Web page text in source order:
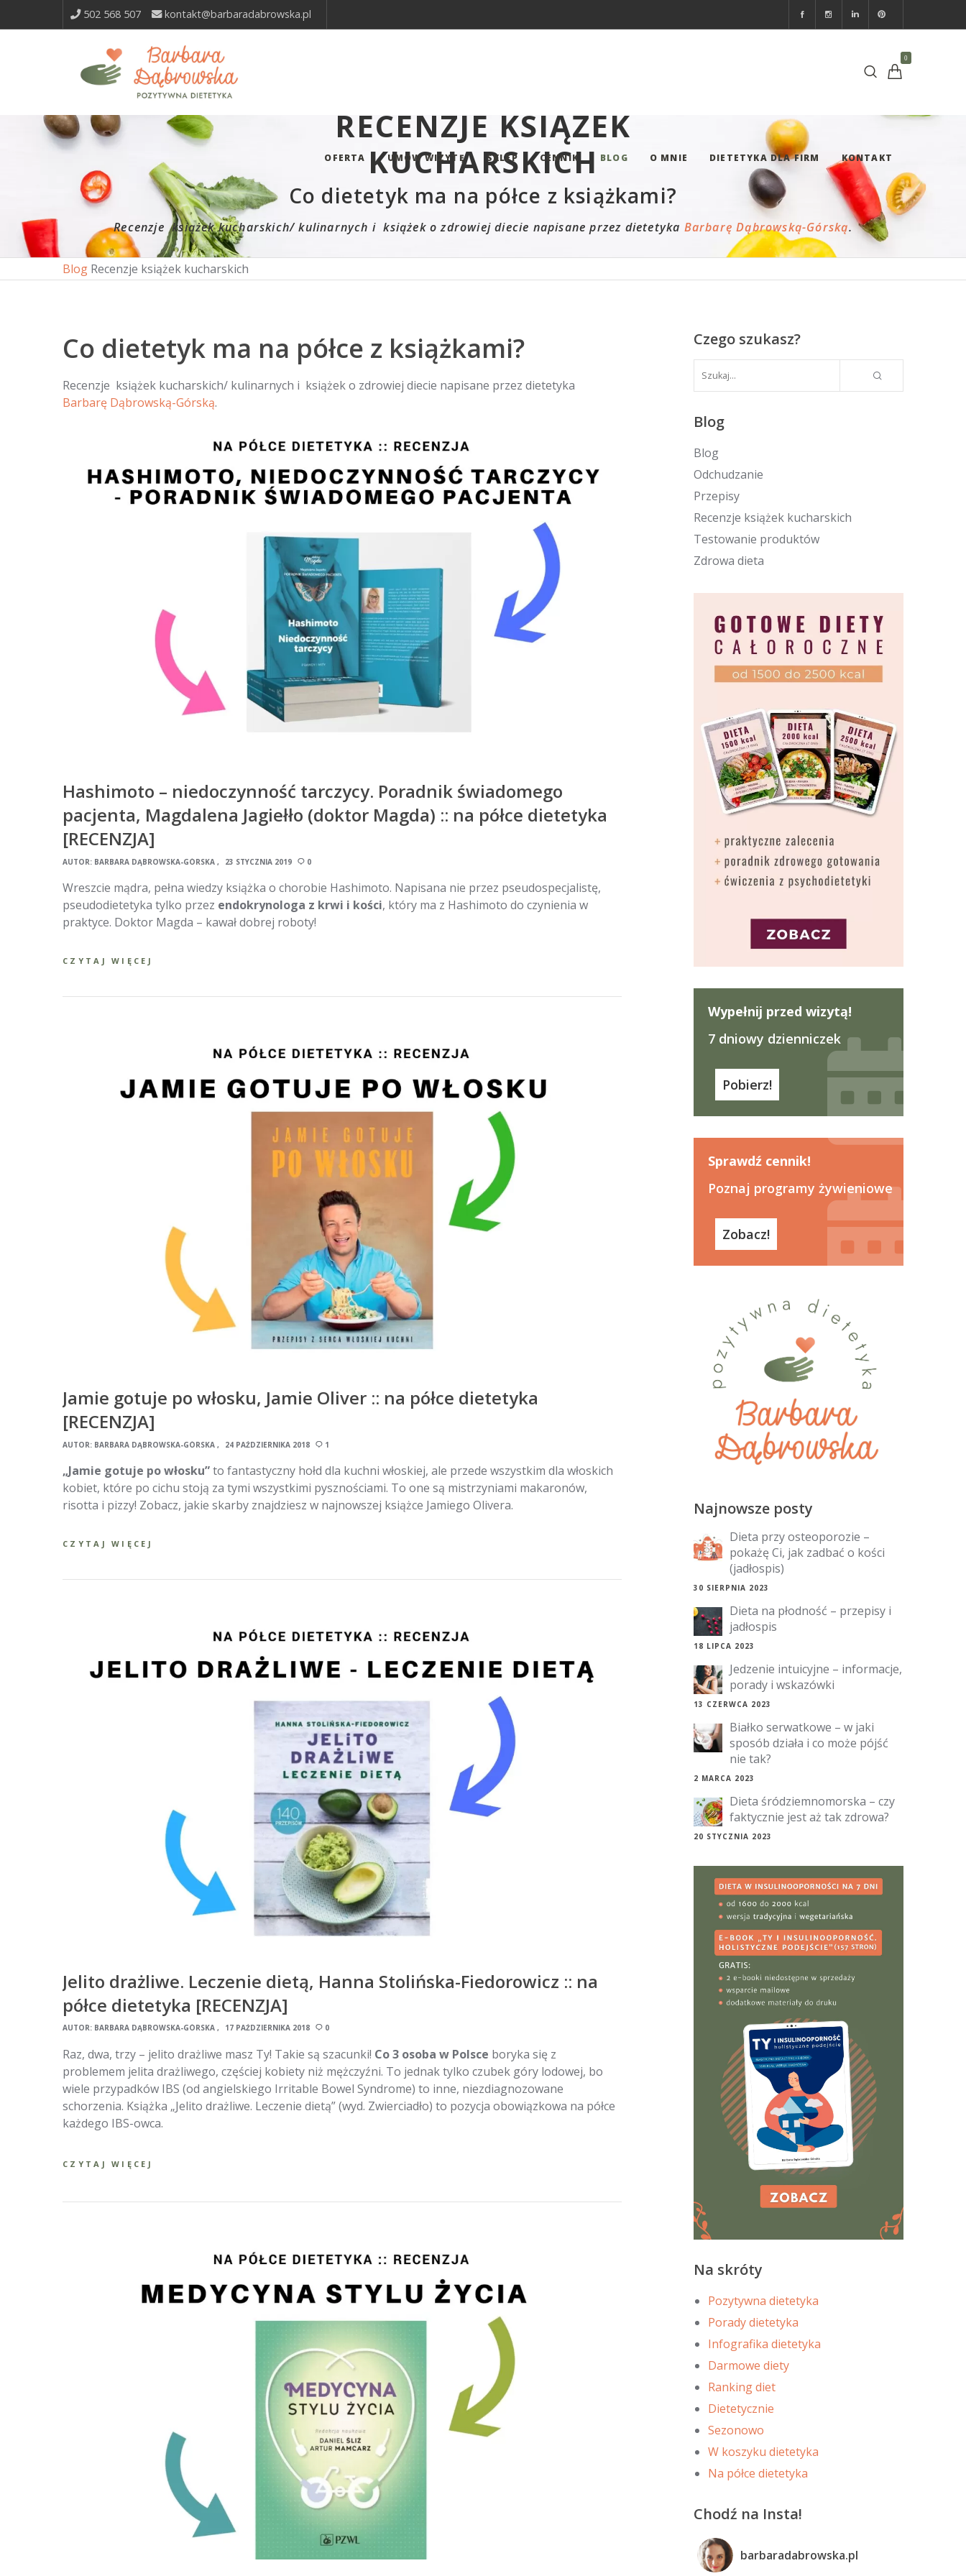
502 568 507 kontakt@barbaradabrowska.pl
0
OFERTA UMÓW WIZYTĘ SKLEP CENNIK BLOG O MNIE DIETETYKA DLA FIRM KONTAKT
RECENZJE KSIĄŻEK
KUCHARSKICH
Co dietetyk ma na półce z książkami?
Recenzje książek kucharskich/ kulinarnych i książek o zdrowiej diecie napisane przez dietetyka Barbarę Dąbrowską-Górską.
Blog Recenzje książek kucharskich
Co dietetyk ma na półce z książkami?
Recenzje książek kucharskich/ kulinarnych i książek o zdrowiej diecie napisane przez dietetyka
Barbarę Dąbrowską-Górską.
Hashimoto – niedoczynność tarczycy. Poradnik świadomego
pacjenta, Magdalena Jagiełło (doktor Magda) :: na półce dietetyka
[RECENZJA]
AUTOR: BARBARA DĄBROWSKA-GÓRSKA 23 STYCZNIA 2019 0
Wreszcie mądra, pełna wiedzy książka o chorobie Hashimoto. Napisana nie przez pseudospecjalistę,
pseudodietetyka tylko przez endokrynologa z krwi i kości, który ma z Hashimoto do czynienia w
praktyce. Doktor Magda – kawał dobrej roboty!
CZYTAJ WIĘCEJ
Jamie gotuje po włosku, Jamie Oliver :: na półce dietetyka
[RECENZJA]
AUTOR: BARBARA DĄBROWSKA-GÓRSKA 24 PAŹDZIERNIKA 2018 1
„Jamie gotuje po włosku”to fantastyczny hołd dla kuchni włoskiej, ale przede wszystkim dla włoskich
kobiet, które po cichu stoją za tymi wszystkimi pysznościami. To one są mistrzyniami makaronów,
risotta i pizzy! Zobacz, jakie skarby znajdziesz w najnowszej książce Jamiego Olivera.
CZYTAJ WIĘCEJ
Jelito drażliwe. Leczenie dietą, Hanna Stolińska-Fiedorowicz :: na
półce dietetyka [RECENZJA]
AUTOR: BARBARA DĄBROWSKA-GÓRSKA 17 PAŹDZIERNIKA 2018 0
Raz, dwa, trzy – jelito drażliwe masz Ty! Takie są szacunki! Co 3 osoba w Polsce boryka się z
problemem jelita drażliwego, częściej kobiety niż mężczyźni. To jednak tylko czubek góry lodowej, bo
wiele przypadków IBS (od angielskiego Irritable Bowel Syndrome) to inne, niezdiagnozowane
schorzenia. Książka „Jelito drażliwe. Leczenie dietą” (wyd. Zwierciadło) to pozycja obowiązkowa na półce
każdego IBS-owca.
CZYTAJ WIĘCEJ
Czego szukasz?
Blog
Blog
Odchudzanie
Przepisy
Recenzje książek kucharskich
Testowanie produktów
Zdrowa dieta
Wypełnij przed wizytą!
7 dniowy dzienniczek
Pobierz!
Sprawdź cennik!
Poznaj programy żywieniowe
Zobacz!
Najnowsze posty
Dieta przy osteoporozie –
pokażę Ci, jak zadbać o kości
(jadłospis)
30 SIERPNIA 2023
Dieta na płodność – przepisy i
jadłospis
18 LIPCA 2023
Jedzenie intuicyjne – informacje,
porady i wskazówki
13 CZERWCA 2023
Białko serwatkowe – w jaki
sposób działa i co może pójść
nie tak?
2 MARCA 2023
Dieta śródziemnomorska – czy
faktycznie jest aż tak zdrowa?
20 STYCZNIA 2023
Na skróty
Pozytywna dietetyka
Porady dietetyka
Infografika dietetyka
Darmowe diety
Ranking diet
Dietetycznie
Sezonowo
W koszyku dietetyka
Na półce dietetyka
Chodź na Insta!
barbaradabrowska.pl